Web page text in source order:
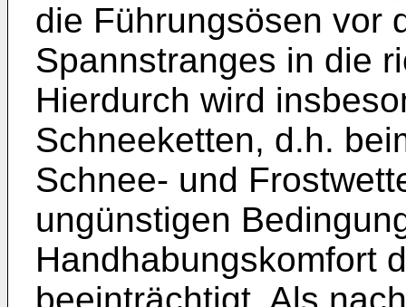
die Führungsösen vor
Spannstranges in die
Hierdurch wird
Schneeketten, d.h.
Schnee- und
ungünstigen
Handhabungskomfort